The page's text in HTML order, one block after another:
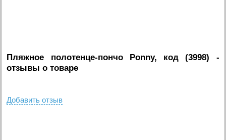
Пляжное полотенце-пончо Ponny, код (3998) -
отзывы о товаре
Добавить отзыв